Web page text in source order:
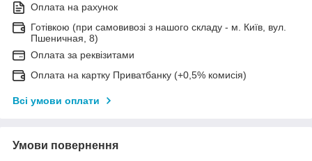
Оплата на рахунок
Готівкою (при самовивозі з нашого складу - м. Київ, вул.
Пшеничная, 8)
Оплата за реквізитами
Оплата на картку Приватбанку (+0,5% комисія)
Всі умови оплати
Умови повернення